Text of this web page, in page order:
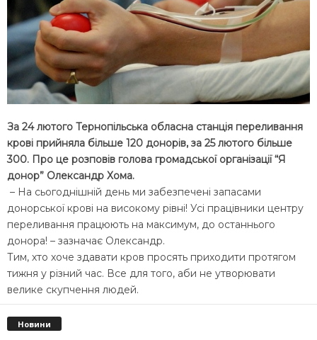
За 24 лютого Тернопільська обласна станція переливання
крові прийняла більше 120 донорів, за 25 лютого більше
300. Про це розповів голова громадської організації “Я
донор” Олександр Хома.
– На сьогоднішній день ми забезпечені запасами
донорської крові на високому рівні! Усі працівники центру
переливання працюють на максимум, до останнього
донора! – зазначає Олександр.
Тим, хто хоче здавати кров просять приходити протягом
тижня у різний час. Все для того, аби не утворювати
велике скупчення людей.
Новини